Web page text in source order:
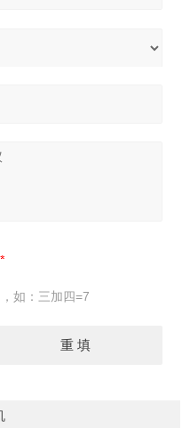
如：三加四=7